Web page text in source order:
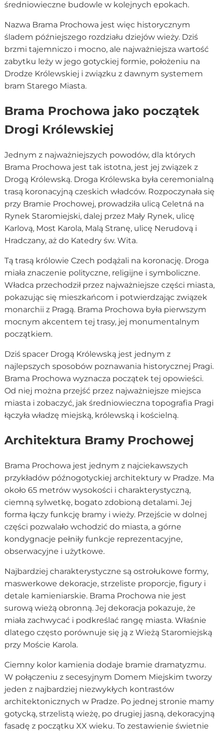
średniowieczne budowle w kolejnych epokach.
Nazwa Brama Prochowa jest więc historycznym
śladem późniejszego rozdziału dziejów wieży. Dziś
brzmi tajemniczo i mocno, ale najważniejsza wartość
zabytku leży w jego gotyckiej formie, położeniu na
Drodze Królewskiej i związku z dawnym systemem
bram Starego Miasta.
Brama Prochowa jako początek
Drogi Królewskiej
Jednym z najważniejszych powodów, dla których
Brama Prochowa jest tak istotna, jest jej związek z
Drogą Królewską. Droga Królewska była ceremonialną
trasą koronacyjną czeskich władców. Rozpoczynała się
przy Bramie Prochowej, prowadziła ulicą Celetná na
Rynek Staromiejski, dalej przez Mały Rynek, ulicę
Karlovą, Most Karola, Malą Stranę, ulicę Nerudovą i
Hradczany, aż do Katedry św. Wita.
Tą trasą królowie Czech podążali na koronację. Droga
miała znaczenie polityczne, religijne i symboliczne.
Władca przechodził przez najważniejsze części miasta,
pokazując się mieszkańcom i potwierdzając związek
monarchii z Pragą. Brama Prochowa była pierwszym
mocnym akcentem tej trasy, jej monumentalnym
początkiem.
Dziś spacer Drogą Królewską jest jednym z
najlepszych sposobów poznawania historycznej Pragi.
Brama Prochowa wyznacza początek tej opowieści.
Od niej można przejść przez najważniejsze miejsca
miasta i zobaczyć, jak średniowieczna topografia Pragi
łączyła władzę miejską, królewską i kościelną.
Architektura Bramy Prochowej
Brama Prochowa jest jednym z najciekawszych
przykładów późnogotyckiej architektury w Pradze. Ma
około 65 metrów wysokości i charakterystyczną,
ciemną sylwetkę, bogato zdobioną detalami. Jej
forma łączy funkcję bramy i wieży. Przejście w dolnej
części pozwalało wchodzić do miasta, a górne
kondygnacje pełniły funkcje reprezentacyjne,
obserwacyjne i użytkowe.
Najbardziej charakterystyczne są ostrołukowe formy,
maswerkowe dekoracje, strzeliste proporcje, figury i
detale kamieniarskie. Brama Prochowa nie jest
surową wieżą obronną. Jej dekoracja pokazuje, że
miała zachwycać i podkreślać rangę miasta. Właśnie
dlatego często porównuje się ją z Wieżą Staromiejską
przy Moście Karola.
Ciemny kolor kamienia dodaje bramie dramatyzmu.
W połączeniu z secesyjnym Domem Miejskim tworzy
jeden z najbardziej niezwykłych kontrastów
architektonicznych w Pradze. Po jednej stronie mamy
gotycką, strzelistą wieżę, po drugiej jasną, dekoracyjną
fasadę z początku XX wieku. To zestawienie świetnie